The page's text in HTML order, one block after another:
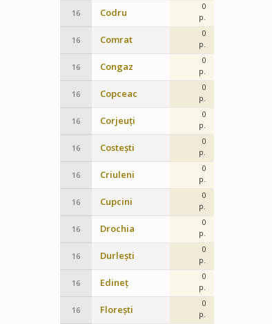
16 Codru
0
p.
16 Comrat
0
p.
16 Congaz
0
p.
16 Copceac
0
p.
16 Corjeuți
0
p.
16 Costești
0
p.
16 Criuleni
0
p.
16 Cupcini
0
p.
16 Drochia
0
p.
16 Durlești
0
p.
16 Edineț
0
p.
16 Florești
0
p.